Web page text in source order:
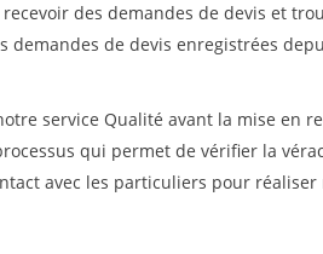
des demandes de devis et
demandes de devis enregistrées
service Qualité avant la mise en
qui permet de vérifier la
avec les particuliers pour